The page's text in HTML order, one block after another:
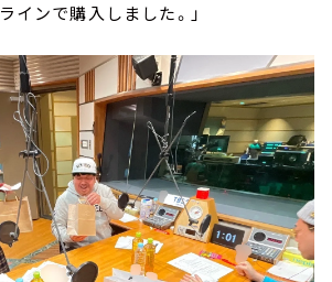
インで購入しました。」